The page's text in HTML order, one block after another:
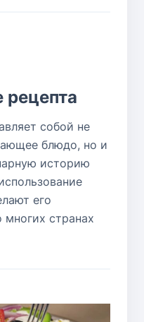
собой не
блюдо, но и
историю
его
странах